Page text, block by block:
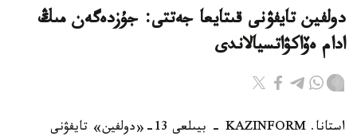
دولفين تايفۋنى قىتايعا جەتتى: جۇزدەگەن مىڭ
ادام ەۆاكۋاتسيالاندى
استانا. KAZINFORM - بيىلعى 13-«دولفين» تايفۋنى